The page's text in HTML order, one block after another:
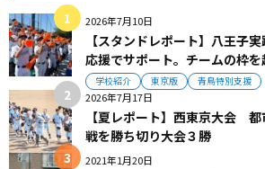
2026年7月10日
【スタンドレポート】八王子
応援でサポート。チームの枠
学校紹介 東京版 青鳥特別支援
2026年7月17日
【夏レポート】西東京大会
戦を勝ち切り大会３勝
2021年1月20日